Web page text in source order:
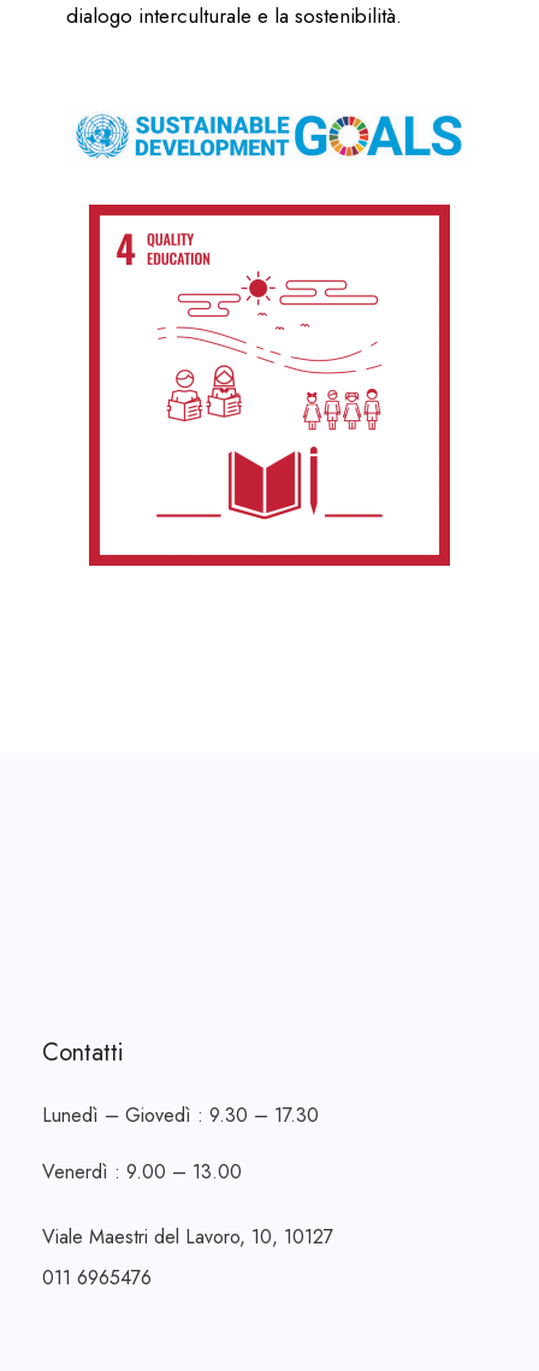
dialogo interculturale e la sostenibilità.
Contatti
Lunedì – Giovedì : 9.30 – 17.30
Venerdì : 9.00 – 13.00
Viale Maestri del Lavoro, 10, 10127
011 6965476